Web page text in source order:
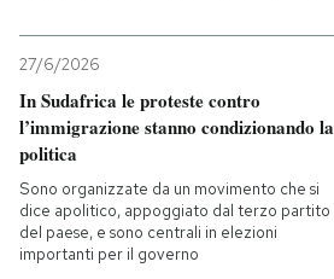
27/6/2026
In Sudafrica le proteste contro
l’immigrazione stanno condizionando la
politica
Sono organizzate da un movimento che si
dice apolitico, appoggiato dal terzo partito
del paese, e sono centrali in elezioni
importanti per il governo